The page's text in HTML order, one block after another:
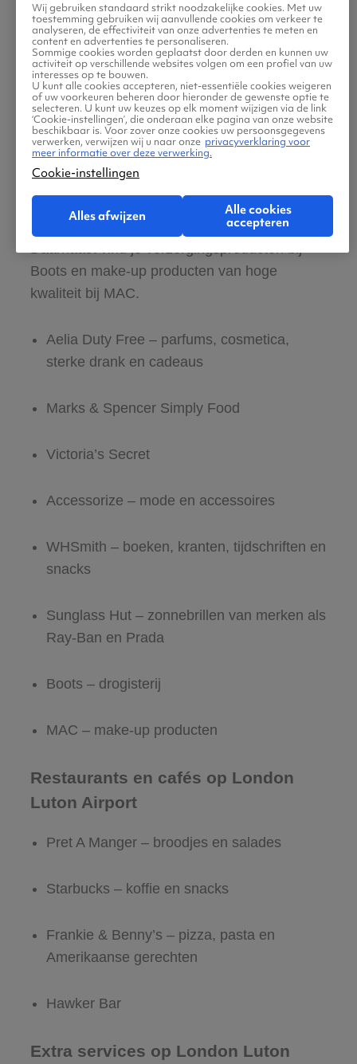
Luton is compacter dan Heathrow of Gatwick,
maar biedt een prima selectie winkels,
eetgelegenheden en basisfaciliteiten.
Winkelen op London Luton Airport
Nog even snel cadeaus of souvenirs scoren
voor je vertrek? Of gewoon zin om lekker te
shoppen? Dat kan op Luton! Het brede
aanbod varieert van lingerie bij Victoria’s
Secret tot boeken en magazines bij WHSmith.
Daarnaast vind je verzorgingsproducten bij
Boots en make-up producten van hoge
kwaliteit bij MAC.
Aelia Duty Free – parfums, cosmetica,
sterke drank en cadeaus
Marks & Spencer Simply Food
Victoria’s Secret
Accessorize – mode en accessoires
WHSmith – boeken, kranten, tijdschriften en
snacks
Sunglass Hut – zonnebrillen van merken als
Ray-Ban en Prada
Boots – drogisterij
MAC – make-up producten
Restaurants en cafés op London
Luton Airport
Pret A Manger – broodjes en salades
Starbucks – koffie en snacks
Frankie & Benny’s – pizza, pasta en
Amerikaanse gerechten
Hawker Bar
Extra services op London Luton
Wij gebruiken standaard strikt noodzakelijke cookies. Met uw
toestemming gebruiken wij aanvullende cookies om verkeer te
analyseren, de effectiviteit van onze advertenties te meten en
content en advertenties te personaliseren.
Sommige cookies worden geplaatst door derden en kunnen uw
activiteit op verschillende websites volgen om een profiel van uw
interesses op te bouwen.
U kunt alle cookies accepteren, niet-essentiële cookies weigeren
of uw voorkeuren beheren door hieronder de gewenste optie te
selecteren. U kunt uw keuzes op elk moment wijzigen via de link
‘Cookie-instellingen’, die onderaan elke pagina van onze website
beschikbaar is. Voor zover onze cookies uw persoonsgegevens
verwerken, verwijzen wij u naar onze privacyverklaring voor
meer informatie over deze verwerking.
Cookie-instellingen
Alles afwijzen
Alle cookies
accepteren